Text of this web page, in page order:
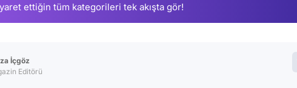
ettiğin tüm kategorileri tek akışta gör!
İçgöz
Editörü